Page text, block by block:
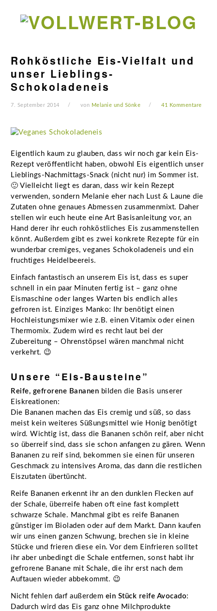
Hauptnavigation
Seitenspalte
Fußzeile
Rohköstliche Eis-Vielfalt und
unser Lieblings-
Schokoladeneis
7. September 2014 von Melanie und Sönke 41 Kommentare
Eigentlich kaum zu glauben, dass wir noch gar kein Eis-
Rezept veröffentlicht haben, obwohl Eis eigentlich unser
Lieblings-Nachmittags-Snack (nicht nur) im Sommer ist.
🙂 Vielleicht liegt es daran, dass wir kein Rezept
verwenden, sondern Melanie eher nach Lust & Laune die
Zutaten ohne genaues Abmessen zusammenmixt. Daher
stellen wir euch heute eine Art Basisanleitung vor, an
Hand derer ihr euch rohköstliches Eis zusammenstellen
könnt. Außerdem gibt es zwei konkrete Rezepte für ein
wunderbar cremiges, veganes Schokoladeneis und ein
fruchtiges Heidelbeereis.
Einfach fantastisch an unserem Eis ist, dass es super
schnell in ein paar Minuten fertig ist – ganz ohne
Eismaschine oder langes Warten bis endlich alles
gefroren ist. Einziges Manko: Ihr benötigt einen
Hochleistungsmixer wie z.B. einen Vitamix oder einen
Thermomix. Zudem wird es recht laut bei der
Zubereitung – Ohrenstöpsel wären manchmal nicht
verkehrt. 😉
Unsere “Eis-Bausteine”
Reife, gefrorene Bananen bilden die Basis unserer
Eiskreationen:
Die Bananen machen das Eis cremig und süß, so dass
meist kein weiteres Süßungsmittel wie Honig benötigt
wird. Wichtig ist, dass die Bananen schön reif, aber nicht
so überreif sind, dass sie schon anfangen zu gären. Wenn
Bananen zu reif sind, bekommen sie einen für unseren
Geschmack zu intensives Aroma, das dann die restlichen
Eiszutaten übertüncht.
Reife Bananen erkennt ihr an den dunklen Flecken auf
der Schale, überreife haben oft eine fast komplett
schwarze Schale. Manchmal gibt es reife Bananen
günstiger im Bioladen oder auf dem Markt. Dann kaufen
wir uns einen ganzen Schwung, brechen sie in kleine
Stücke und frieren diese ein. Vor dem Einfrieren solltet
ihr aber unbedingt die Schale entfernen, sonst habt ihr
gefrorene Banane mit Schale, die ihr erst nach dem
Auftauen wieder abbekommt. 😉
Nicht fehlen darf außerdem ein Stück reife Avocado:
Dadurch wird das Eis ganz ohne Milchprodukte